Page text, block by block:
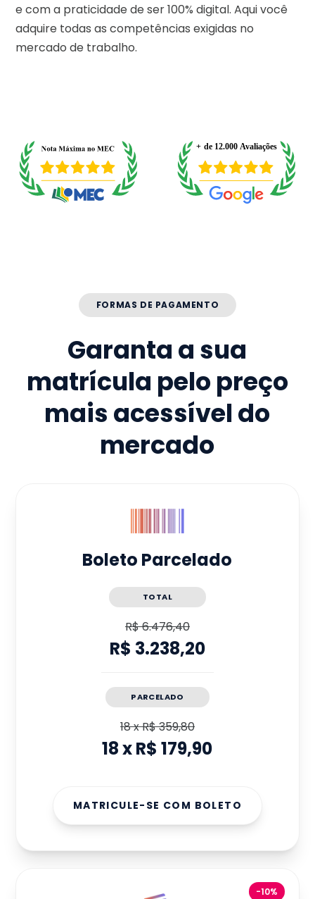
e com a praticidade de ser 100% digital. Aqui você
adquire todas as competências exigidas no
mercado de trabalho.
FORMAS DE PAGAMENTO
Garanta a sua
matrícula pelo preço
mais acessível do
mercado
Boleto Parcelado
TOTAL
R$ 6.476,40
R$ 3.238,20
PARCELADO
18xR$ 359,80
18xR$ 179,90
MATRICULE-SE COM BOLETO
-10%